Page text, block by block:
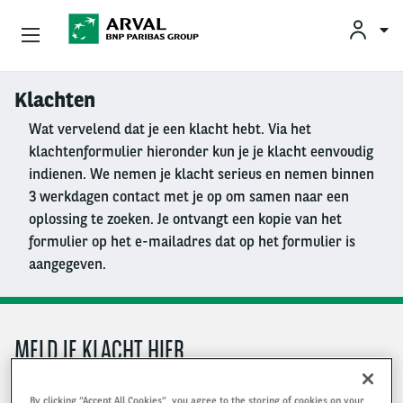
Overslaan en naar de inhoud gaan
Klachten
Wat vervelend dat je een klacht hebt. Via het
klachtenformulier hieronder kun je je klacht eenvoudig
indienen. We nemen je klacht serieus en nemen binnen
3 werkdagen contact met je op om samen naar een
oplossing te zoeken. Je ontvangt een kopie van het
formulier op het e-mailadres dat op het formulier is
aangegeven.
MELD JE KLACHT HIER
Zakelijk Leasen
Private Lease
Mobiliteit
Occasions
Klantenservice